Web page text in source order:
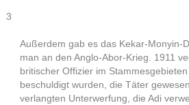
3
Außerdem gab es das Kekar-Monyin-
man an den Anglo-Abor-Krieg. 1911
britischer Offizier im
beschuldigt wurden, die Täter
verlangten Unterwerfung, die Adi